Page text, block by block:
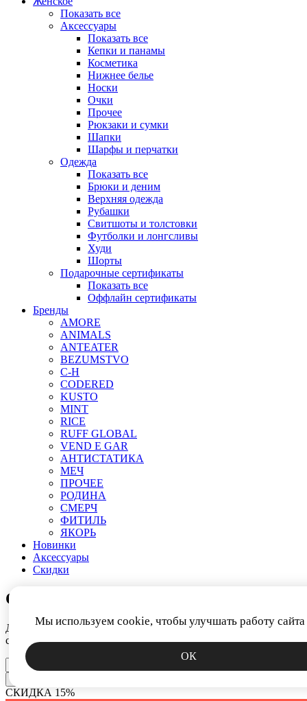
Мы используем cookie, чтобы улучшать работу сайта
ОК
Показать все
Аксессуары
Показать все
Кепки и панамы
Косметика
Нижнее белье
Носки
Очки
Прочее
Рюкзаки и сумки
Шапки
Шарфы и перчатки
Одежда
Показать все
Брюки и деним
Верхняя одежда
Рубашки
Свитшоты и толстовки
Футболки и лонгсливы
Худи
Шорты
Подарочные сертификаты
Показать все
Оффлайн сертификаты
Бренды
AMORE
ANIMALS
ANTEATER
BEZUMSTVO
C-H
CODERED
KUSTO
MINT
RICE
RUFF GLOBAL
VEND E GAR
АНТИСТАТИКА
МЕЧ
ПРОЧЕЕ
РОДИНА
СМЕРЧ
ФИТИЛЬ
ЯКОРЬ
Новинки
Аксессуары
Скидки
СКИДКА 15%
Дарим промокод за подписку на новости. Узнавайте первым о
скидках, коллекциях и спецпредложениях.
СКИДКА 15%